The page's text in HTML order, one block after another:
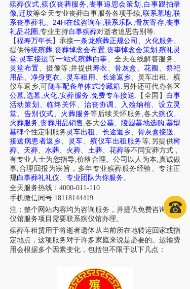
殡葬仪式 殡仪丧葬服务 丧事追思会策划 白事跟拍录
像 迁坟等全天专业丧葬白事服务各项手续 联系墓地 ,联
系丧事葬礼、24H在线咨询车 联系乐队 骨灰寄存, 丧事
礼品花圈 专业主持白事殡葬对逝者追思告别等.
【福寿万年长 】承接一条龙殡葬正规公司 、 火化服务、
提供传统殡葬 丧葬悼念会布置, 丧事悼念会策划 殡礼灵
堂 灵车接运等一站式殡葬白事、全天在线解答服务、
灵堂布置、摄像等;并提供寿衣、骨灰盒 、花圈 、 祭祀
用品、 净身更衣、 灵车租用 、 长途返乡、 灵车出租 、殡
仪车返乡 可 随车配备单体式冷藏箱 另外还可代办各区
公墓 选墓 火化 安葬服务 免费专车接送 【全国】 白事
活动策划 、临终关怀、 治丧协调 、 入殓纳棺、 设立灵
堂、 告别仪式、 火葬服务等后续关怀服务,各大殡仪、
火葬服务,丧葬用品销售,各大公墓、 陵园墓地选购,墓型
墓碑个性定制服务 灵车出租 、 长途返乡、 骨灰盒接送、
接送病患者返乡、 灵车、殡仪车出租服务等,另提供树
葬、 天葬、水葬、 火葬、 土葬、 花葬等不同安葬方式，
有专业人士为您指导,价格合理。公司以人为本,真诚做
事,合理回报为宗旨，多年专业殡葬服务经验、专注正
规白事葬礼礼仪、 专业团队为你服务。
全天服务热线：4000-011-110
手机微信同号:18118144419
注；整个网站内容均为咨询服务，并提供免费咨询，殡
仪馆服务项目需要联系殡仪馆办理。
殡葬车租赁用于将逝者遗体从当前所在地转运回家或指
定地点，这项服务对于许多家庭来说是必要的。运输费
用会根据多个因素变化，包括但不限于以下几点：